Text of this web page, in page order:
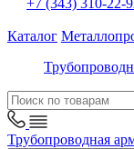
Каталог
Трубопроводная